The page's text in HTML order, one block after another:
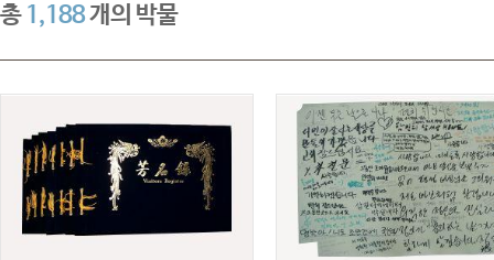
총1,188개의 박물